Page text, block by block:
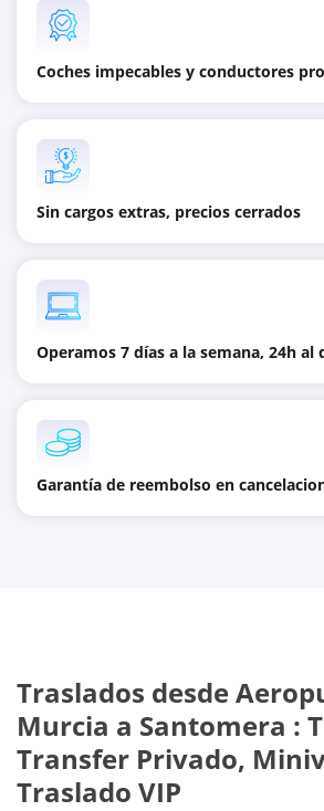
Coches impecables y conductores
Sin cargos extras, precios cerrados
Operamos 7 días a la semana, 24h al
Garantía de reembolso en
Traslados desde
Murcia a Santomera :
Transfer Privado,
Traslado VIP